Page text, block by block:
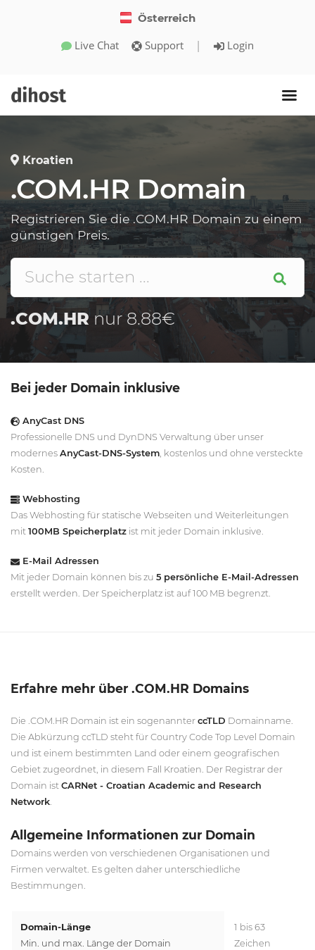
Österreich
Live Chat Support | Login
Kroatien
.COM.HR Domain
Registrieren Sie die .COM.HR Domain zu einem
günstigen Preis.
.COM.HR nur 8.88€
Bei jeder Domain inklusive
AnyCast DNS
Professionelle DNS und DynDNS Verwaltung über unser
modernes AnyCast-DNS-System , kostenlos und ohne versteckte
Kosten.
Webhosting
Das Webhosting für statische Webseiten und Weiterleitungen
mit 100MB Speicherplatz ist mit jeder Domain inklusive.
E-Mail Adressen
Mit jeder Domain können bis zu 5 persönliche E-Mail-Adressen
erstellt werden. Der Speicherplatz ist auf 100 MB begrenzt.
Erfahre mehr über .COM.HR Domains
Die .COM.HR Domain ist ein sogenannter ccTLD Domainname.
Die Abkürzung ccTLD steht für Country Code Top Level Domain
und ist einem bestimmten Land oder einem geografischen
Gebiet zugeordnet, in diesem Fall Kroatien. Der Registrar der
Domain ist CARNet - Croatian Academic and Research
Network
Allgemeine Informationen zur Domain
Domains werden von verschiedenen Organisationen und
Firmen verwaltet. Es gelten daher unterschiedliche
Bestimmungen.
Domain-Länge
Min. und max. Länge der Domain
1 bis 63
Zeichen